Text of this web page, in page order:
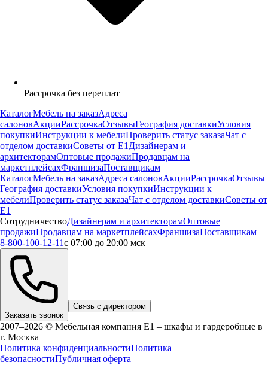
Рассрочка без переплат
КаталогМебель на заказАдреса
салоновАкцииРассрочкаОтзывыГеография доставкиУсловия
покупкиИнструкции к мебелиПроверить статус заказаЧат с
отделом доставкиСоветы от Е1 Дизайнерам и
архитекторамОптовые продажиПродавцам на
маркетплейсахФраншизаПоставщикам
КаталогМебель на заказАдреса салоновАкцииРассрочкаОтзывы
География доставкиУсловия покупкиИнструкции к
мебелиПроверить статус заказаЧат с отделом доставкиСоветы от
Е1
СотрудничествоДизайнерам и архитекторамОптовые
продажиПродавцам на маркетплейсахФраншизаПоставщикам
8-800-100-12-11с 07:00 до 20:00 мск
Заказать звонок
Связь с директором
2007–2026 © Мебельная компания Е1 – шкафы и гардеробные в
г. Москва
Политика конфиденциальностиПолитика
безопасностиПубличная оферта